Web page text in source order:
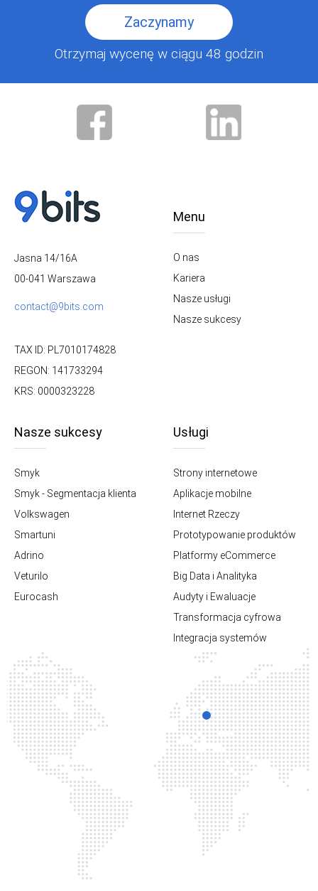
Zaczynamy
Otrzymaj wycenę w ciągu 48 godzin
Jasna 14/16A
00-041 Warszawa
contact@9bits.com
TAX ID: PL7010174828
REGON: 141733294
KRS: 0000323228
Menu
O nas
Kariera
Nasze usługi
Nasze sukcesy
Nasze sukcesy
Smyk
Smyk - Segmentacja klienta
Volkswagen
Smartuni
Adrino
Veturilo
Eurocash
Usługi
Strony internetowe
Aplikacje mobilne
Internet Rzeczy
Prototypowanie produktów
Platformy eCommerce
Big Data i Analityka
Audyty i Ewaluacje
Transformacja cyfrowa
Integracja systemów